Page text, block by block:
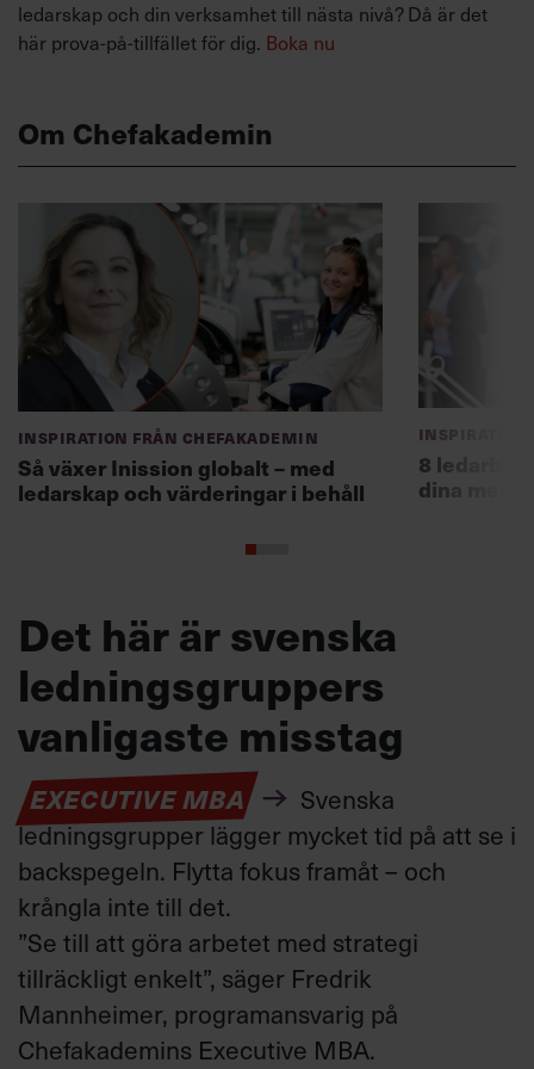
ledarskap och din verksamhet till nästa nivå? Då är det
här prova-på-tillfället för dig. Boka nu
Om Chefakademin
Inspiration från Chefakademin
Så växer Inission globalt – med
ledarskap och värderingar i behåll
Inspiration
8
dina
Det här är svenska
ledningsgruppers
vanligaste misstag
EXECUTIVE MBA
Svenska
ledningsgrupper lägger mycket tid på att se i
backspegeln. Flytta fokus framåt – och
krångla inte till det.
”Se till att göra arbetet med strategi
tillräckligt enkelt”, säger Fredrik
Mannheimer, programansvarig på
Chefakademins Executive MBA.